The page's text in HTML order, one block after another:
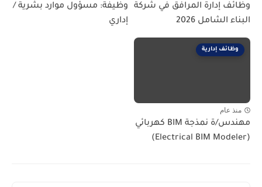
وظائف إدارة المرافق في شركة
البناء الشامل 2026
وظيفة: مسؤول موارد بشرية /
إداري
وظائف إدارية
منذ عام
مهندس/ة نمذجة BIM كهربائي
(Electrical BIM Modeler)